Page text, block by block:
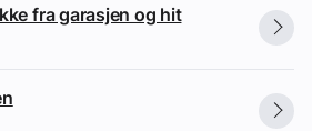
fra garasjen og hit